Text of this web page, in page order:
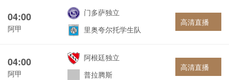
04:00
阿甲
门多萨独立
里奥夸尔托学生队
高清直播
04:00
阿甲
阿根廷独立
普拉腾斯
高清直播